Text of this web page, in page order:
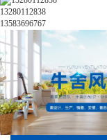
13280112838
13583696767